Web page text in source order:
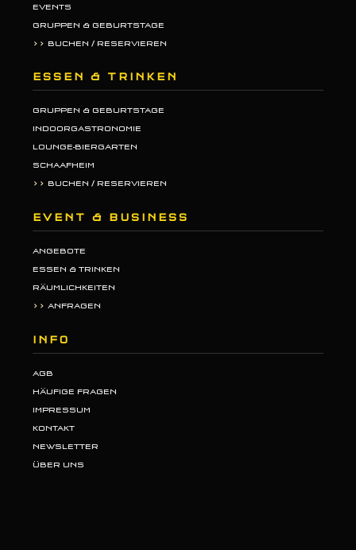
EVENTS
GRUPPEN & GEBURTSTAGE
>> BUCHEN / RESERVIEREN
ESSEN & TRINKEN
GRUPPEN & GEBURTSTAGE
INDOORGASTRONOMIE
LOUNGE-BIERGARTEN
SCHAAFHEIM
>> BUCHEN / RESERVIEREN
EVENT & BUSINESS
ANGEBOTE
ESSEN & TRINKEN
RÄUMLICHKEITEN
>> ANFRAGEN
INFO
AGB
HÄUFIGE FRAGEN
IMPRESSUM
KONTAKT
NEWSLETTER
ÜBER UNS